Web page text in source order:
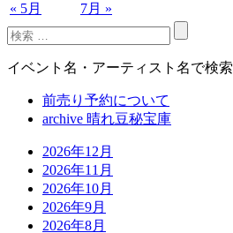
« 5月 7月 »
イベント名・アーティスト名で検索
前売り予約について
archive 晴れ豆秘宝庫
2026年12月
2026年11月
2026年10月
2026年9月
2026年8月